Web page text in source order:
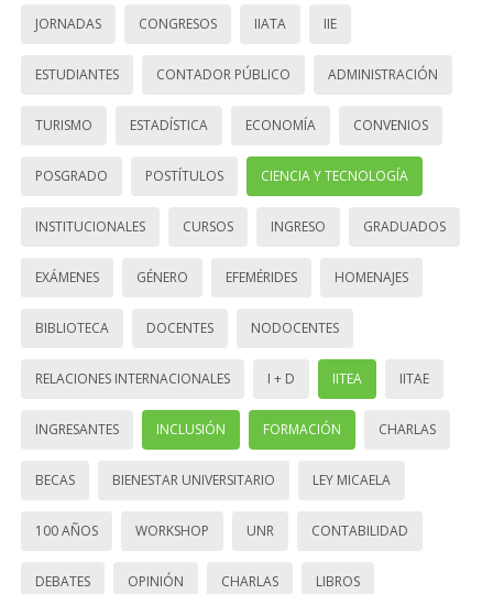
JORNADAS CONGRESOS IIATA IIE
ESTUDIANTES CONTADOR PÚBLICO ADMINISTRACIÓN
TURISMO ESTADÍSTICA ECONOMÍA CONVENIOS
POSGRADO POSTÍTULOS CIENCIA Y TECNOLOGÍA
INSTITUCIONALES CURSOS INGRESO GRADUADOS
EXÁMENES GÉNERO EFEMÉRIDES HOMENAJES
BIBLIOTECA DOCENTES NODOCENTES
RELACIONES INTERNACIONALES I + D IITEA IITAE
INGRESANTES INCLUSIÓN FORMACIÓN CHARLAS
BECAS BIENESTAR UNIVERSITARIO LEY MICAELA
100 AÑOS WORKSHOP UNR CONTABILIDAD
DEBATES OPINIÓN CHARLAS LIBROS